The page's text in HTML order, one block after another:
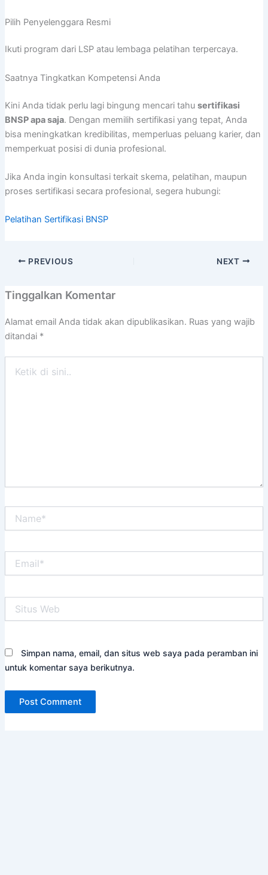
Pilih Penyelenggara Resmi
Ikuti program dari LSP atau lembaga pelatihan terpercaya.
Saatnya Tingkatkan Kompetensi Anda
Kini Anda tidak perlu lagi bingung mencari tahu sertifikasi
BNSP apa saja. Dengan memilih sertifikasi yang tepat, Anda
bisa meningkatkan kredibilitas, memperluas peluang karier, dan
memperkuat posisi di dunia profesional.
Jika Anda ingin konsultasi terkait skema, pelatihan, maupun
proses sertifikasi secara profesional, segera hubungi:
Pelatihan Sertifikasi BNSP
PREVIOUS NEXT
Tinggalkan Komentar
Alamat email Anda tidak akan dipublikasikan. Ruas yang wajib
ditandai *
Web
Simpan nama, email, dan situs web saya pada peramban ini
untuk komentar saya berikutnya.